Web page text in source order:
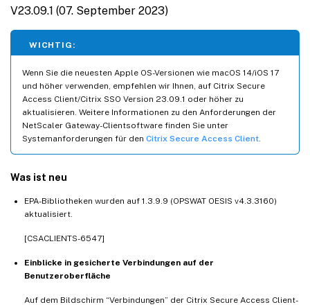
V23.09.1 (07. September 2023)
WICHTIG:
Wenn Sie die neuesten Apple OS-Versionen wie macOS 14/iOS 17
und höher verwenden, empfehlen wir Ihnen, auf Citrix Secure
Access Client/Citrix SSO Version 23.09.1 oder höher zu
aktualisieren. Weitere Informationen zu den Anforderungen der
NetScaler Gateway-Clientsoftware finden Sie unter
Systemanforderungen für den Citrix Secure Access Client
Was ist neu
EPA-Bibliotheken wurden auf 1.3.9.9 (OPSWAT OESIS v4.3.3160)
aktualisiert.
[CSACLIENTS-6547]
Einblicke in gesicherte Verbindungen auf der
Benutzeroberfläche
Auf dem Bildschirm “Verbindungen” der Citrix Secure Access Client-